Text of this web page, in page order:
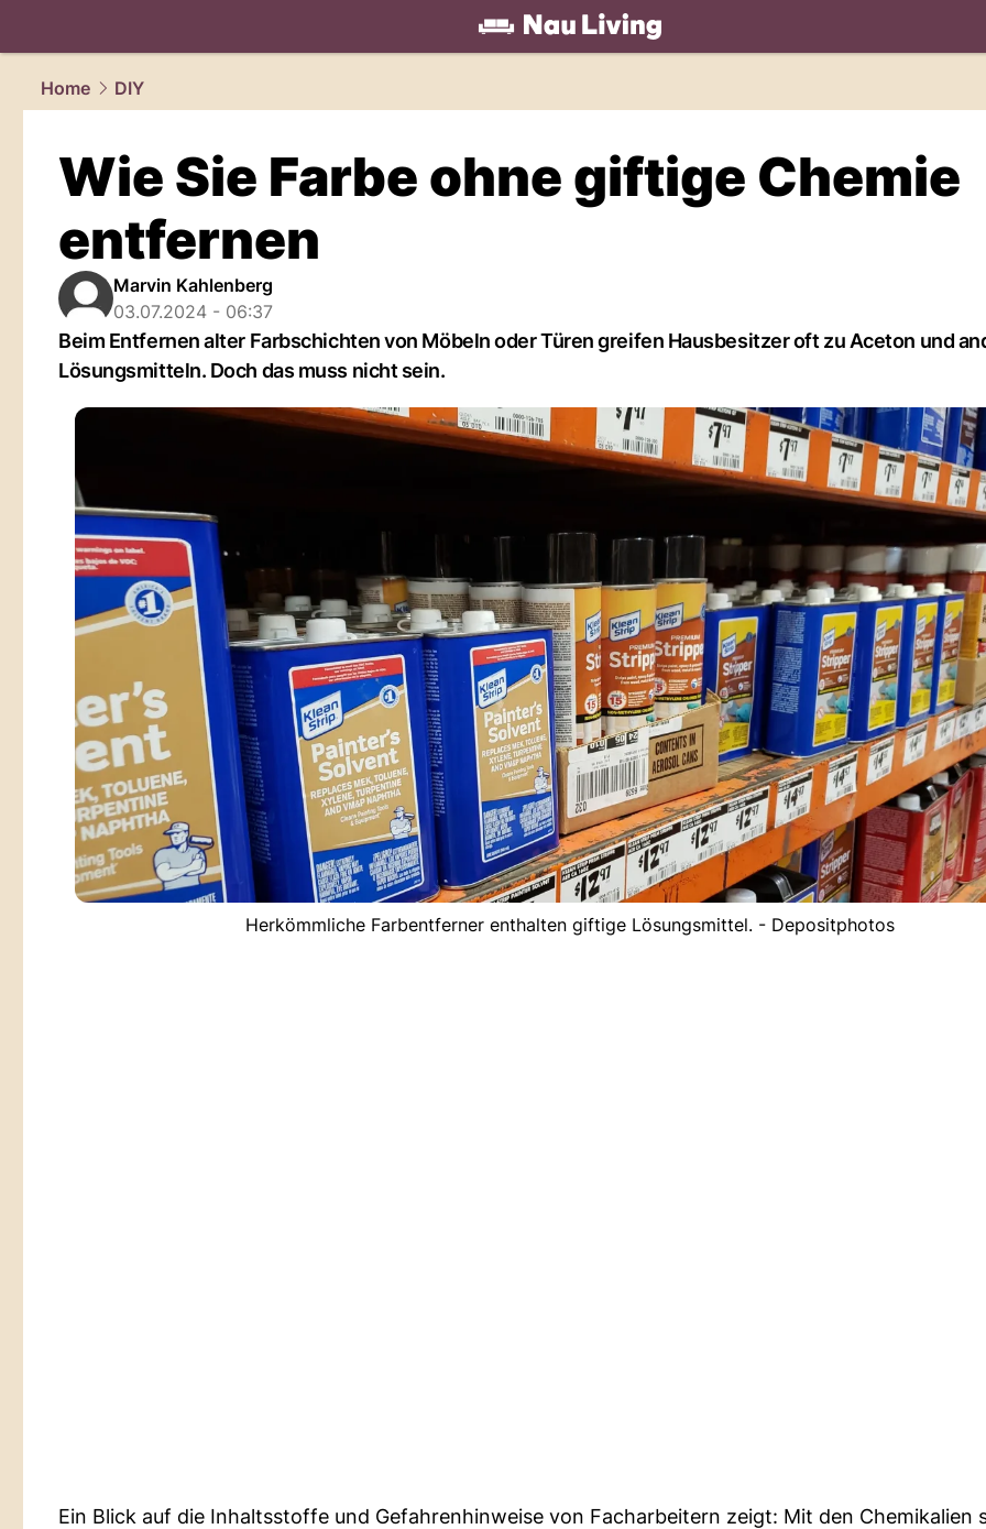
living.NAU.ch
Home
DIY
Wie Sie Farbe ohne giftige Chemie
entfernen
Marvin Kahlenberg
03.07.2024 - 06:37
Beim Entfernen alter Farbschichten von Möbeln oder Türen greifen Hausbesitzer oft zu Aceton und
Lösungsmitteln. Doch das muss nicht sein.
Herkömmliche Farbentferner enthalten giftige Lösungsmittel. - Depositphotos
Ein Blick auf die Inhaltsstoffe und Gefahrenhinweise von Facharbeitern zeigt: Mit den Chemikalien